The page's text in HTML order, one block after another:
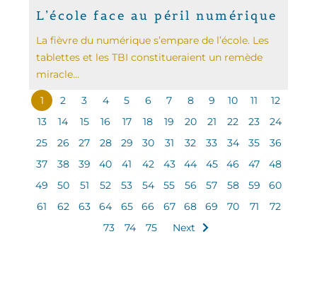
L’école face au péril numérique
La fièvre du numérique s’empare de l’école. Les
tablettes et les TBI constitueraient un remède
miracle...
1 2 3 4 5 6 7 8 9 10 11
12
13
14 15 16 17 18 19 20 21 22 23
24
25
26 27 28 29 30 31 32 33 34 35
36
37
38 39 40 41 42 43 44 45 46 47
48
49
50 51 52 53 54 55 56 57 58 59
60
61
62 63 64 65 66 67 68 69 70 71
72
73
74 75 Next